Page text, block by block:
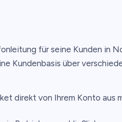
für seine Kunden in
Kundenbasis über
direkt von Ihrem Konto aus